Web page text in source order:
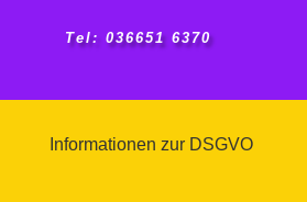
Tel: 036651 6370
Informationen zur DSGVO